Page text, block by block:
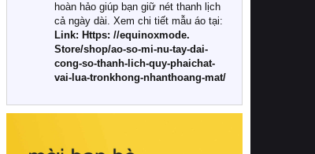
Khác với các dòng sản phẩm thông
thường, những bộ chăn ga gối đệm
cao cấp trải qua quy trình sản xuất
nghiêm ngặt từ khâu chọn lọc nguyên
liệu tự nhiên đến công nghệ dệt
nhuộm hiện đại không chứa hóa chất
này, bạn sẽ cảm nhận rõ rệt sự khác
hoàn hảo giúp bạn giữ nét thanh lịch
cả ngày dài. Xem chi tiết mẫu áo tại:
Link: Https: //equinoxmode.
Store/shop/ao-so-mi-nu-tay-dai-
cong-so-thanh-lich-quy-phaichat-
vai-lua-tronkhong-nhanthoang-mat/